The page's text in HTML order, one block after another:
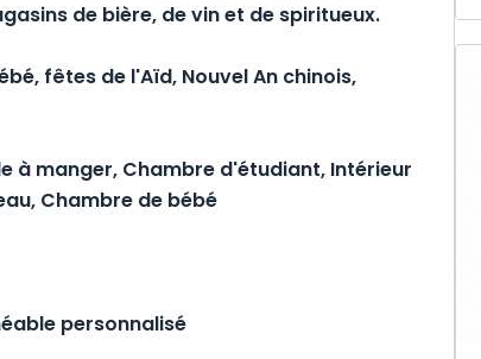
de bière, de vin et de spiritueux.
fêtes de l'Aïd, Nouvel An chinois,
à manger, Chambre d'étudiant, Intérieur
Chambre de bébé
personnalisé